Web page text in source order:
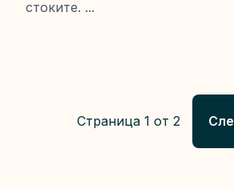
стоките. ...
Страница 1 от 2